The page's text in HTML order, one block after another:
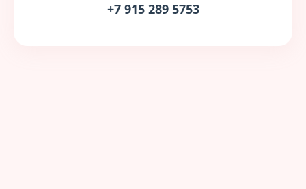
+7 915 289 5753